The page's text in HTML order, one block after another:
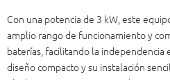
Con una potencia de 3 kW, este
amplio rango de funcionamiento y
baterías, facilitando la independencia
diseño compacto y su instalación